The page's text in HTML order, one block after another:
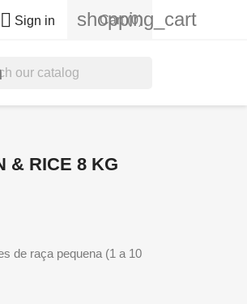
 Sign in shopping_cart
Cart (0)
& RICE 8 KG
de raça pequena (1 a 10